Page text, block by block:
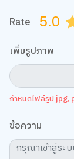
Rate 5.0
เพิ่มรูปภาพ
กำหนดไฟล์รูป jpg,
ข้อความ